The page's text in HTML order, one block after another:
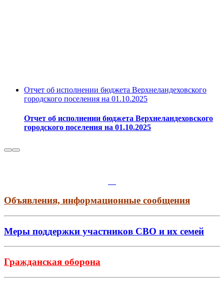
Отчет об исполнении бюджета Верхнеландеховского
городского поселения на 01.10.2025
Отчет об исполнении бюджета Верхнеландеховского
городского поселения на 01.10.2025
Объявления, информационные сообщения
Меры поддержки участников СВО и их семей
Гражданская оборона